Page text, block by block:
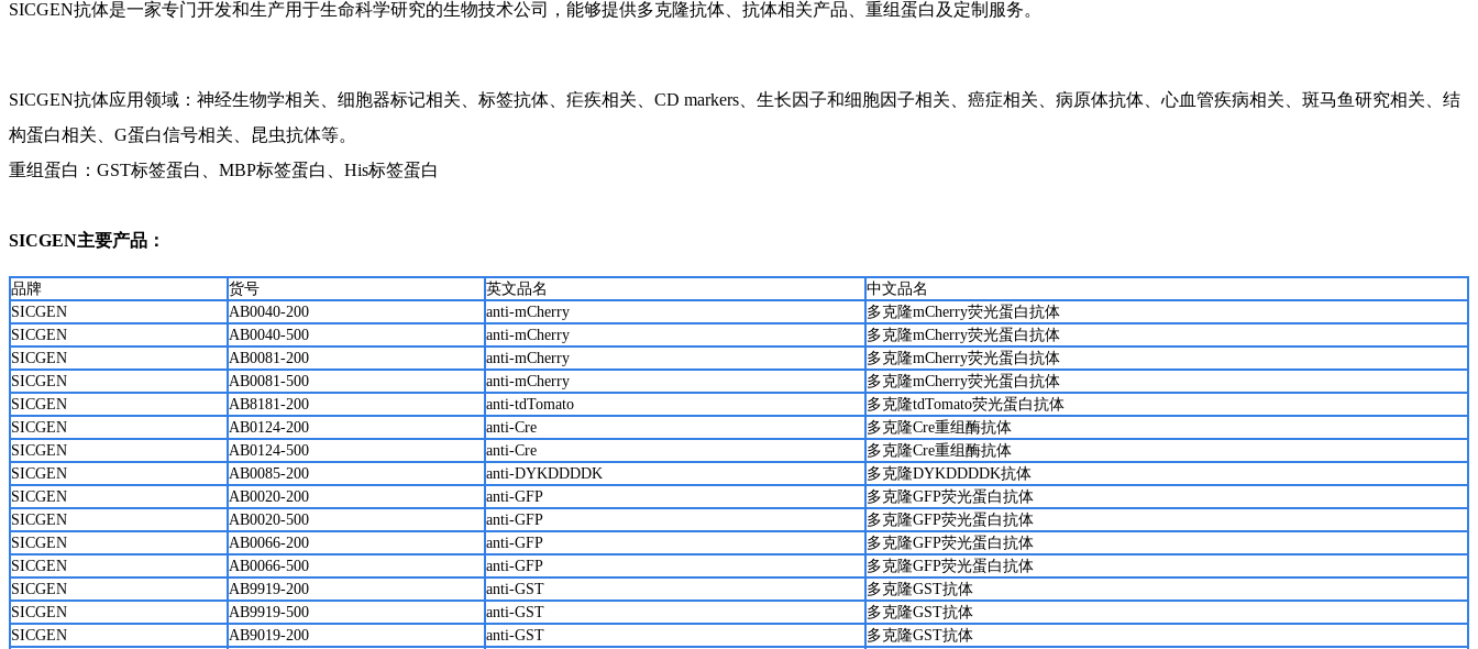
SICGEN抗体是一家专门开发和生产用于生命科学研究的生物技术公司，能够提供多克隆抗体、抗体相关产品、重组蛋白及定制服务。
SICGEN抗体应用领域：神经生物学相关、细胞器标记相关、标签抗体、疟疾相关、CD markers、生长因子和细胞因子相关、癌症相关、病原体抗体、心血管疾病相关、斑马鱼研究相关、结
构蛋白相关、G蛋白信号相关、昆虫抗体等。
重组蛋白：GST标签蛋白、MBP标签蛋白、His标签蛋白
SICGEN主要产品：
品牌 货号 英文品名
中文品名
SICGEN
AB0040-200 anti-mCherry
多克隆mCherry荧光蛋白抗体
SICGEN
AB0040-500 anti-mCherry
多克隆mCherry荧光蛋白抗体
SICGEN
AB0081-200 anti-mCherry
多克隆mCherry荧光蛋白抗体
SICGEN
AB0081-500 anti-mCherry
多克隆mCherry荧光蛋白抗体
SICGEN
AB8181-200 anti-tdTomato
多克隆tdTomato荧光蛋白抗体
SICGEN
AB0124-200 anti-Cre
多克隆Cre重组酶抗体
SICGEN
AB0124-500 anti-Cre
多克隆Cre重组酶抗体
SICGEN
AB0085-200 anti-DYKDDDDK
多克隆DYKDDDDK抗体
SICGEN
AB0020-200 anti-GFP
多克隆GFP荧光蛋白抗体
SICGEN
AB0020-500 anti-GFP
多克隆GFP荧光蛋白抗体
SICGEN
AB0066-200 anti-GFP
多克隆GFP荧光蛋白抗体
SICGEN
AB0066-500 anti-GFP
多克隆GFP荧光蛋白抗体
SICGEN
AB9919-200 anti-GST
多克隆GST抗体
SICGEN
AB9919-500 anti-GST
多克隆GST抗体
SICGEN
AB9019-200 anti-GST
多克隆GST抗体